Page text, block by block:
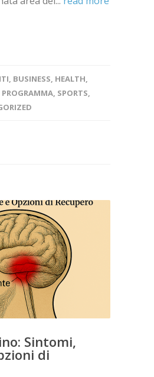
, BUSINESS, HEALTH,
PROGRAMMA, SPORTS,
Sintomi,
di